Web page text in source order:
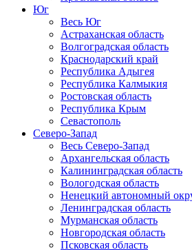
Юг
Весь Юг
Астраханская область
Волгоградская область
Краснодарский край
Республика Адыгея
Республика Калмыкия
Ростовская область
Республика Крым
Севастополь
Северо-Запад
Весь Северо-Запад
Архангельская область
Калининградская область
Вологодская область
Ненецкий автономный
Ленинградская область
Мурманская область
Новгородская область
Псковская область